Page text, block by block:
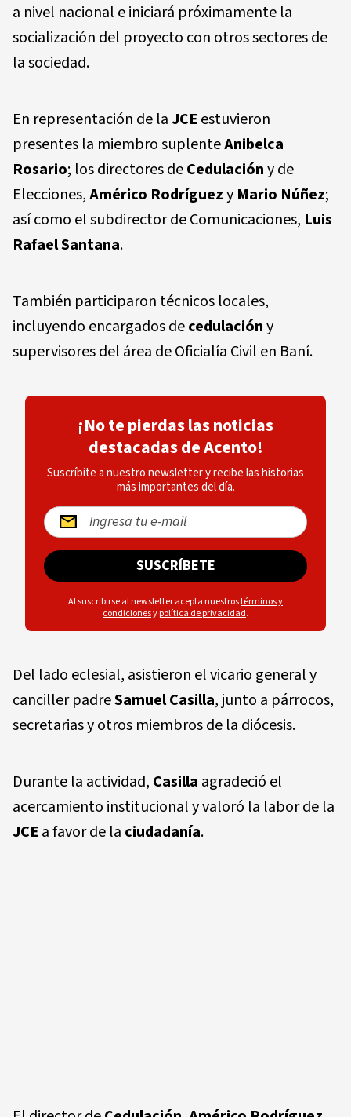
a nivel nacional e iniciará próximamente la
socialización del proyecto con otros sectores de
la sociedad.
En representación de laJCE estuvieron
presentes la miembro suplenteAnibelca
Rosario; los directores deCedulacióny de
Elecciones,Américo Rodríguezy Mario Núñez;
así como el subdirector de Comunicaciones, Luis
Rafael Santana.
También participaron técnicos locales,
incluyendo encargados decedulacióny
supervisores del área de Oficialía Civil en Baní.
¡No te pierdas las noticias
destacadas de Acento!
Suscríbite a nuestro newsletter y recibe las historias
más importantes del día.
SUSCRÍBETE
Al suscribirse al newsletter acepta nuestrostérminos y
condicionesypolítica de privacidad.
Del lado eclesial, asistieron el vicario general y
canciller padreSamuel Casilla, junto a párrocos,
secretarias y otros miembros de la diócesis.
Durante la actividad, Casilla agradeció el
acercamiento institucional y valoró la labor de la
JCE a favor de la ciudadanía.